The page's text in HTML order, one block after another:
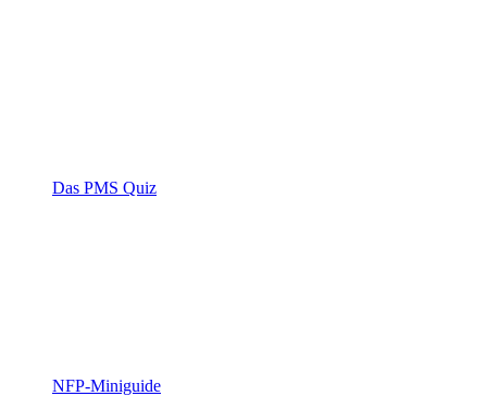
Das PMS Quiz
NFP-Miniguide